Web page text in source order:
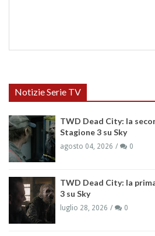
Notizie Serie TV
TWD Dead City: la
Stagione 3 su Sky
agosto 04, 2026 0
TWD Dead City: la
3 su Sky
luglio 28, 2026 0